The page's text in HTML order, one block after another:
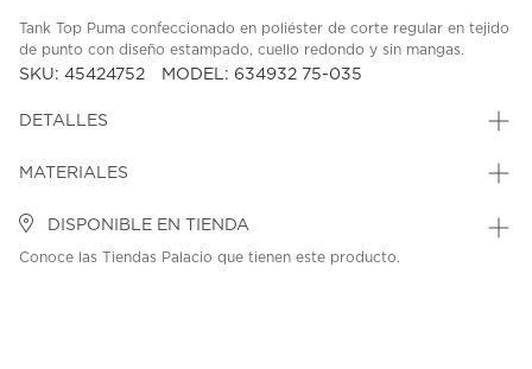
Tank Top Puma confeccionado en poliéster de corte regular en tejido
de punto con diseño estampado, cuello redondo y sin mangas.
SKU: 45424752 MODEL: 634932 75-035
DETALLES
MATERIALES
DISPONIBLE EN TIENDA
Conoce las Tiendas Palacio que tienen este producto.